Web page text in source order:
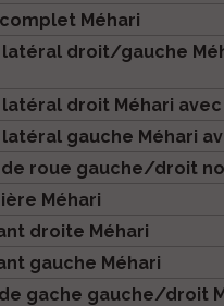
Méhari
latéral droit/gauche
latéral droit Méhari
latéral gauche Méhari
de roue gauche/droit
Méhari
droite Méhari
gauche Méhari
gache gauche/droit